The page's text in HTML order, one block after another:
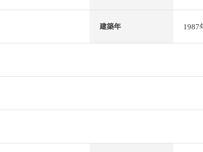
建築年 1987